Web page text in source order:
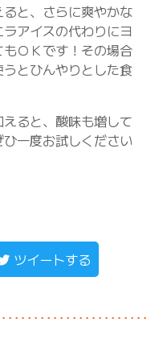
と、さらに爽やかな
アイスの代わりにヨ
ＯＫです！その場合
とひんやりとした食
ると、酸味も増して
一度お試しください
ツイートする